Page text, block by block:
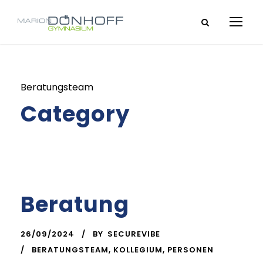
Beratungsteam
Category
Beratung
26/09/2024 BY SECUREVIBE
BERATUNGSTEAM, KOLLEGIUM, PERSONEN